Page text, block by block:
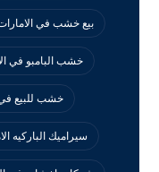
بيع خشب في
خشب البامبو في
خشب للبيع في
سيراميك الباركيه